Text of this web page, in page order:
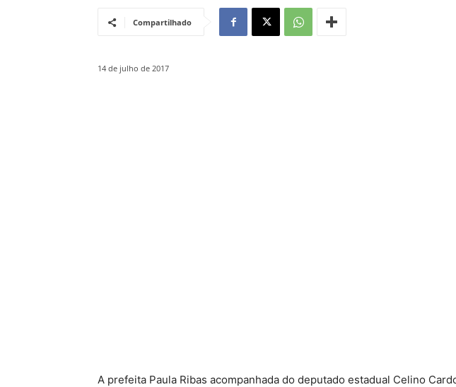
Compartilhado
14 de julho de 2017
A prefeita Paula Ribas acompanhada do deputado estadual Celino